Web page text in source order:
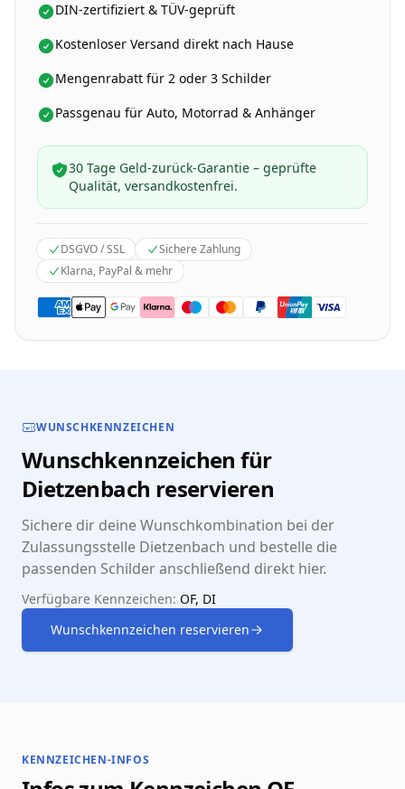
DIN-zertifiziert & TÜV-geprüft
Kostenloser Versand direkt nach Hause
Mengenrabatt für 2 oder 3 Schilder
Passgenau für Auto, Motorrad & Anhänger
30 Tage Geld-zurück-Garantie – geprüfte
Qualität, versandkostenfrei.
DSGVO / SSL
Sichere Zahlung
Klarna, PayPal & mehr
WUNSCHKENNZEICHEN
Wunschkennzeichen für
Dietzenbach reservieren
Sichere dir deine Wunschkombination bei der
Zulassungsstelle Dietzenbach und bestelle die
passenden Schilder anschließend direkt hier.
Verfügbare Kennzeichen: OF, DI
Wunschkennzeichen reservieren
KENNZEICHEN-INFOS